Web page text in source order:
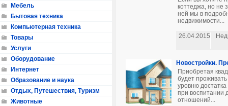
коттеджа, но не
ней мы в
недвижимости...
26.04.2015
Новостройки.
Приобретая
будет
уровню
при воспитании
отношений...
Мебель
Бытовая техника
Компьютерная техника
Товары
Услуги
Оборудование
Интернет
Образование и наука
Отдых, Путешествия, Туризм
Животные